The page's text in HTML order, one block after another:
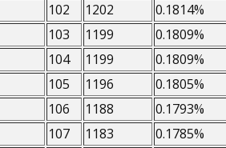
102 1202 0.1814%
103 1199 0.1809%
104 1199 0.1809%
105 1196 0.1805%
106 1188 0.1793%
107 1183 0.1785%